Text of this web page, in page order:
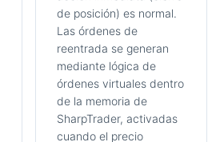
de posición) es normal.
Las órdenes de
reentrada se generan
mediante lógica de
órdenes virtuales dentro
de la memoria de
SharpTrader, activadas
cuando el precio